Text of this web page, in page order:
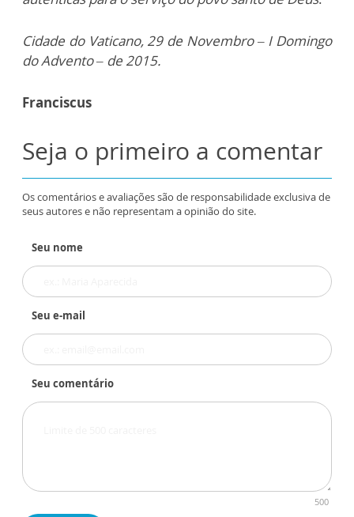
Cidade do Vaticano, 29 de Novembro – I Domingo
do Advento – de 2015.
Franciscus
Seja o primeiro a comentar
Os comentários e avaliações são de responsabilidade exclusiva de
seus autores e não representam a opinião do site.
Seu nome
Seu e-mail
Seu comentário
500